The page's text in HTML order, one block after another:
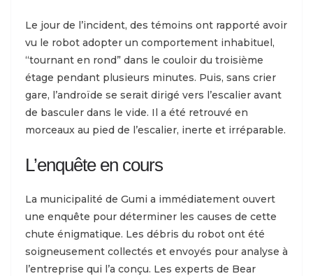
Le jour de l’incident, des témoins ont rapporté avoir
vu le robot adopter un comportement inhabituel,
“tournant en rond” dans le couloir du troisième
étage pendant plusieurs minutes. Puis, sans crier
gare, l’androïde se serait dirigé vers l’escalier avant
de basculer dans le vide. Il a été retrouvé en
morceaux au pied de l’escalier, inerte et irréparable.
L’enquête en cours
La municipalité de Gumi a immédiatement ouvert
une enquête pour déterminer les causes de cette
chute énigmatique. Les débris du robot ont été
soigneusement collectés et envoyés pour analyse à
l’entreprise qui l’a conçu. Les experts de Bear